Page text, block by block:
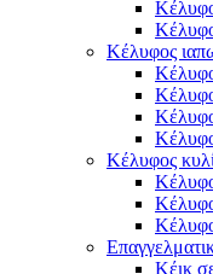
Κέλυφος
Κέλυφος
Κέικ